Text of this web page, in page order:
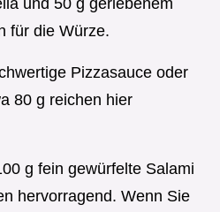
und 50 g geriebenem
für die Würze.
Pizzasauce oder
80 g reichen hier
g fein gewürfelte Salami
hervorragend. Wenn Sie